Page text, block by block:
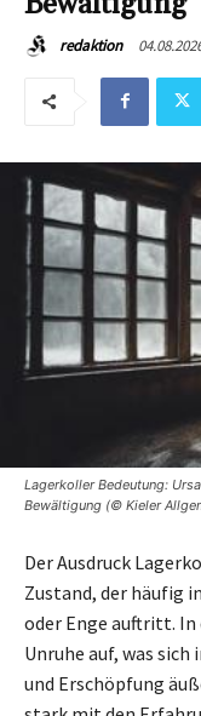
redaktion
Lagerkoller Bedeutung:
Bewältigung (© Kieler
Der Ausdruck
Zustand, der häufig
oder Enge auftritt. In
Unruhe auf, was
und Erschöpfung